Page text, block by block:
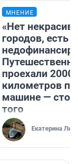
МНЕНИЕ
«Нет
городов, есть
проехали 2000
километров по
машине —
того
Екатерина